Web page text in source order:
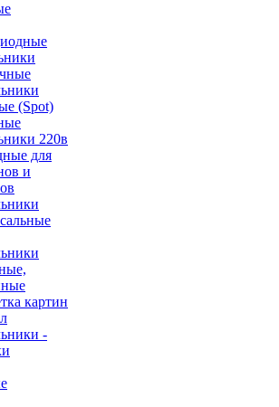
(Spot)
220в
для
и
картин
-